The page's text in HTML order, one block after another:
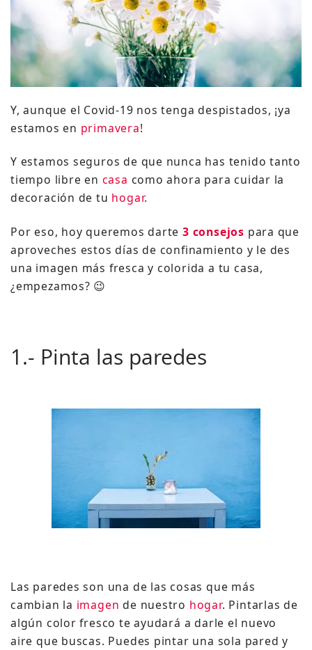
Y, aunque el Covid-19 nos tenga despistados, ¡ya
estamos en primavera!
Y estamos seguros de que nunca has tenido tanto
tiempo libre en casa como ahora para cuidar la
decoración de tu hogar.
Por eso, hoy queremos darte3 consejos para que
aproveches estos días de confinamiento y le des
una imagen más fresca y colorida a tu casa,
¿empezamos? 😉
1.- Pinta las paredes
Las paredes son una de las cosas que más
cambian la imagen de nuestro hogar. Pintarlas de
algún color fresco te ayudará a darle el nuevo
aire que buscas. Puedes pintar una sola pared y